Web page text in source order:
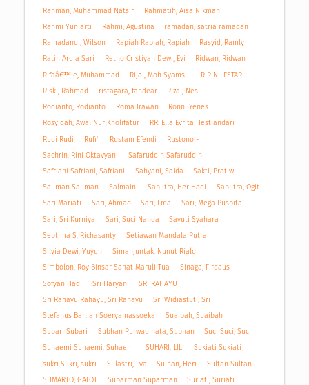
Rahman, Muhammad Natsir
Rahmatih, Aisa Nikmah
Rahmi Yuniarti
Rahmi, Agustina
ramadan, satria ramadan
Ramadandi, Wilson
Rapiah Rapiah, Rapiah
Rasyid, Ramly
Ratih Ardia Sari
Retno Cristiyan Dewi, Evi
Ridwan, Ridwan
Rifaâ€™ie, Muhammad
Rijal, Moh Syamsul
RIRIN LESTARI
Riski, Rahmad
ristagara, fandear
Rizal, Nes
Rodianto, Rodianto
Roma Irawan
Ronni Yenes
Rosyidah, Awal Nur Kholifatur
RR. Ella Evrita Hestiandari
Rudi Rudi
Rufi'i Rustam Efendi
Rustono -
Sachrin, Rini Oktavyani
Safaruddin Safaruddin
Safriani Safriani, Safriani
Sahyani, Saida
Sakti, Pratiwi
Saliman Saliman
Salmaini Saputra, Her Hadi
Saputra, Ogit
Sari Mariati
Sari, Ahmad Sari, Ema
Sari, Mega Puspita
Sari, Sri Kurniya
Sari, Suci Nanda
Sayuti Syahara
Septima S, Richasanty
Setiawan Mandala Putra
Silvia Dewi, Yuyun
Simanjuntak, Nunut Rialdi
Simbolon, Roy Binsar Sahat Maruli Tua
Sinaga, Firdaus
Sofyan Hadi
Sri Haryani
SRI RAHAYU
Sri Rahayu Rahayu, Sri Rahayu
Sri Widiastuti, Sri
Stefanus Barlian Soeryamassoeka
Suaibah, Suaibah
Subari Subari
Subhan Purwadinata, Subhan
Suci Suci, Suci
Suhaemi Suhaemi, Suhaemi
SUHARI, LILI
Sukiati Sukiati
sukri Sukri, sukri
Sulastri, Eva Sulhan, Heri
Sultan Sultan
SUMARTO, GATOT
Suparman Suparman
Suriati, Suriati